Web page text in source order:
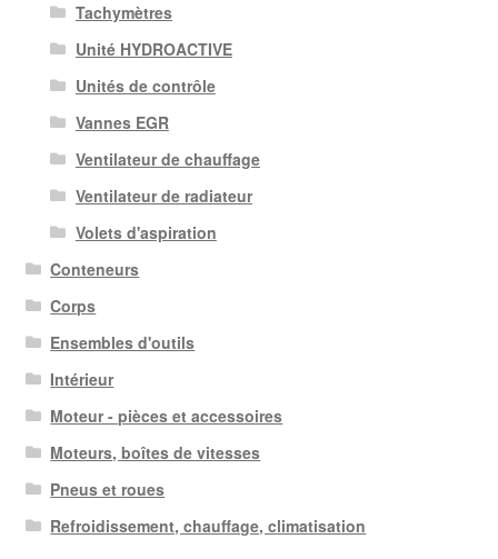
Tachymètres
Unité HYDROACTIVE
Unités de contrôle
Vannes EGR
Ventilateur de chauffage
Ventilateur de radiateur
Volets d'aspiration
Conteneurs
Corps
Ensembles d'outils
Intérieur
Moteur - pièces et accessoires
Moteurs, boîtes de vitesses
Pneus et roues
Refroidissement, chauffage, climatisation